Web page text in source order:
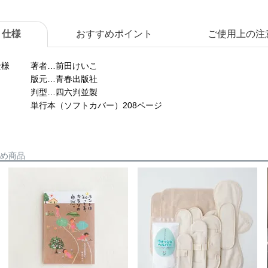
仕様 おすすめポイント ご使用上の注
著者…前田けいこ
版元…青春出版社
判型…四六判並製
単行本（ソフトカバー）208ページ
商品